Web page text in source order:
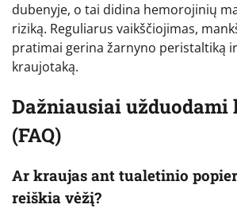
dubenyje, o tai didina hemorojinių
riziką. Reguliarus vaikščiojimas,
pratimai gerina žarnyno peristaltiką
kraujotaką.
Dažniausiai
(FAQ)
Ar kraujas ant tualetinio
reiškia vėžį?